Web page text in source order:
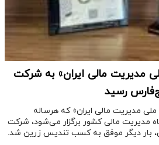
مدیریت مالی ایران» به شرکت
رسید
ملی مدیریت مالی ایران» که هرساله
مدیریت مالی کشور برگزار می‌شود، شرکت
بار دیگر موفق به کسب تندیس زرین شد.